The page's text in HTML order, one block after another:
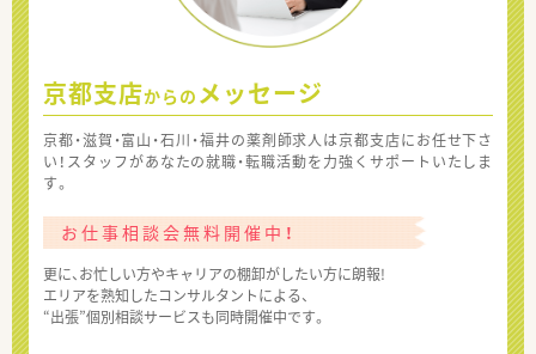
京都支店からの メッセージ
京都・滋賀・富山・石川・福井の薬剤師求人は京都支店にお任せ下さ
い！スタッフがあなたの就職・転職活動を力強くサポートいたしま
す。
お仕事相談会無料開催中！
更に、お忙しい方やキャリアの棚卸がしたい方に朗報!
エリアを熟知したコンサルタントによる、
“出張”個別相談サービスも同時開催中です。